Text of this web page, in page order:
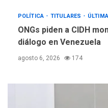
POLÍTICA TITULARES
ONGs piden a CIDH
diálogo en Venezuela
agosto 6, 2026 174